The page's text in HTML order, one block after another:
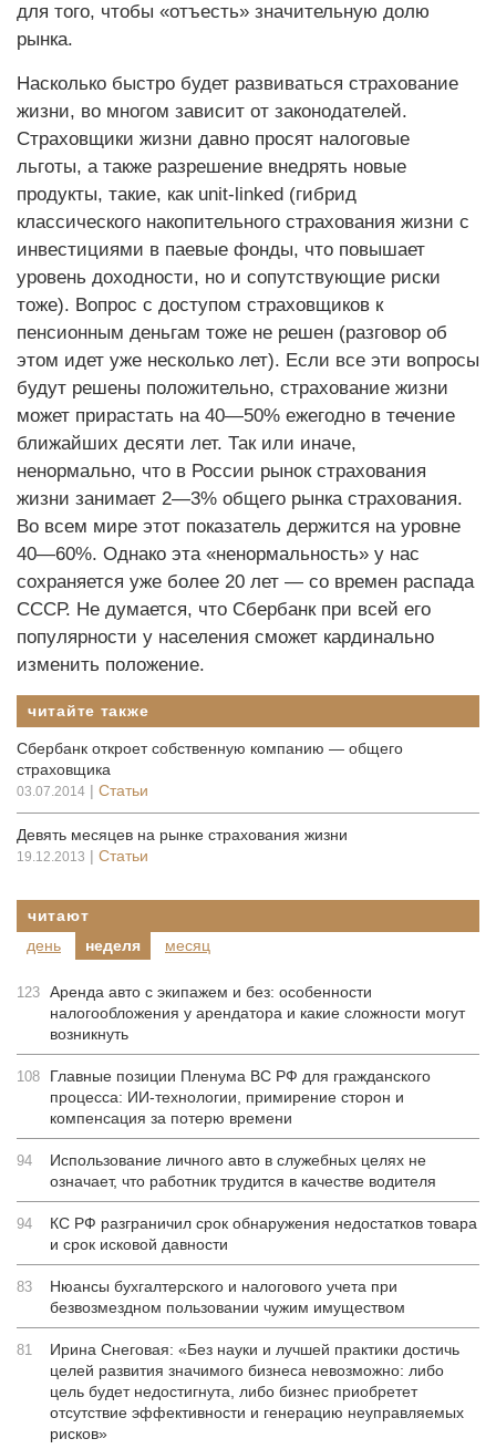
для того, чтобы «отъесть» значительную долю
рынка.
Насколько быстро будет развиваться страхование
жизни, во многом зависит от законодателей.
Страховщики жизни давно просят налоговые
льготы, а также разрешение внедрять новые
продукты, такие, как unit-linked (гибрид
классического накопительного страхования жизни с
инвестициями в паевые фонды, что повышает
уровень доходности, но и сопутствующие риски
тоже). Вопрос с доступом страховщиков к
пенсионным деньгам тоже не решен (разговор об
этом идет уже несколько лет). Если все эти вопросы
будут решены положительно, страхование жизни
может прирастать на 40—50% ежегодно в течение
ближайших десяти лет. Так или иначе,
ненормально, что в России рынок страхования
жизни занимает 2—3% общего рынка страхования.
Во всем мире этот показатель держится на уровне
40—60%. Однако эта «ненормальность» у нас
сохраняется уже более 20 лет — со времен распада
СССР. Не думается, что Сбербанк при всей его
популярности у населения сможет кардинально
изменить положение.
читайте также
Сбербанк откроет собственную компанию — общего
страховщика
03.07.2014 | Статьи
Девять месяцев на рынке страхования жизни
19.12.2013 | Статьи
читают
день
неделя месяц
123 Аренда авто с экипажем и без: особенности
налогообложения у арендатора и какие сложности могут
возникнуть
108
Главные позиции Пленума ВС РФ для гражданского
процесса: ИИ-технологии, примирение сторон и
компенсация за потерю времени
94
Использование личного авто в служебных целях не
означает, что работник трудится в качестве водителя
94
КС РФ разграничил срок обнаружения недостатков товара
и срок исковой давности
83
Нюансы бухгалтерского и налогового учета при
безвозмездном пользовании чужим имуществом
81
Ирина Снеговая: «Без науки и лучшей практики достичь
целей развития значимого бизнеса невозможно: либо
цель будет недостигнута, либо бизнес приобретет
отсутствие эффективности и генерацию неуправляемых
рисков»